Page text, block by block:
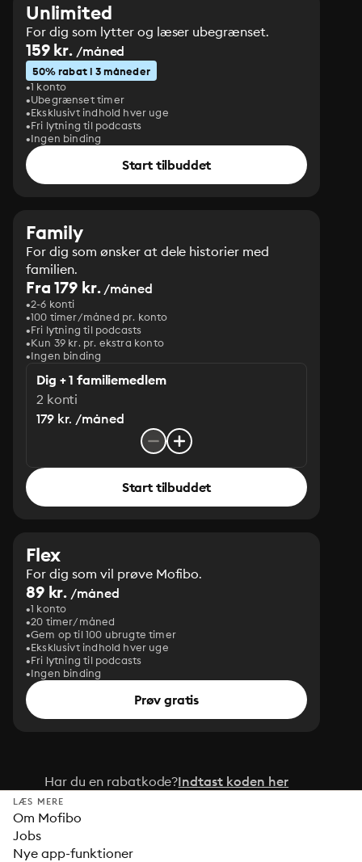
Unlimited
For dig som lytter og læser ubegrænset.
159 kr. /måned
50% rabat i 3 måneder
1 konto
Ubegrænset timer
Eksklusivt indhold hver uge
Fri lytning til podcasts
Ingen binding
Start tilbuddet
Family
For dig som ønsker at dele historier med
familien.
Fra 179 kr./måned
2-6 konti
100 timer/måned pr. konto
Fri lytning til podcasts
Kun 39 kr. pr. ekstra konto
Ingen binding
Dig + 1 familiemedlem
2 konti
179 kr. /måned
Start tilbuddet
Flex
For dig som vil prøve Mofibo.
89 kr. /måned
1 konto
20 timer/måned
Gem op til 100 ubrugte timer
Eksklusivt indhold hver uge
Fri lytning til podcasts
Ingen binding
Prøv gratis
Har du en rabatkode?Indtast koden her
LÆS MERE
Om Mofibo
Jobs
Nye app-funktioner